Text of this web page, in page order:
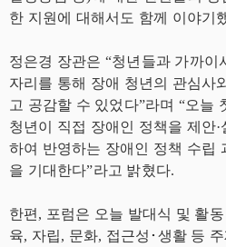
한 지원에 대해서도 함께 이야기
정은경 장관은 “청년들과 가까
자리를 통해 장애 청년의 관심사
고 공감할 수 있었다”라며 “오늘
청년이 직접 장애인 정책을 제안
하여 반영하는 장애인 정책 수립
을 기대한다”라고 밝혔다.
한편, 포럼은 오늘 발대식 및 활
육, 자립, 문화, 접근성･생활 등